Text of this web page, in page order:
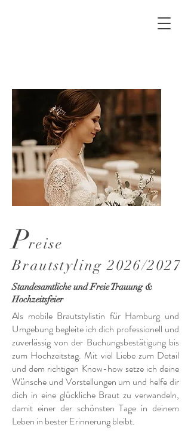
Preise
Brautstyling 2026/2027
Standesamtliche und Freie Trauung &
Hochzeitsfeier
Als mobile Brautstylistin für Hamburg und
Umgebung begleite ich dich professionell und
zuverlässig von der Buchungsbestätigung bis
zum Hochzeitstag. Mit viel Liebe zum Detail
und dem richtigen Know-how setze ich deine
Wünsche und Vorstellungen um und helfe dir
dich in eine glückliche Braut zu verwandeln,
damit einer der schönsten Tage in deinem
Leben in bester Erinnerung bleibt.